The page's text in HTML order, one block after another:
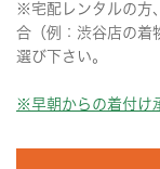
※宅配レンタルの方
合（例：渋谷店の着
選び下さい。
※早朝からの着付け